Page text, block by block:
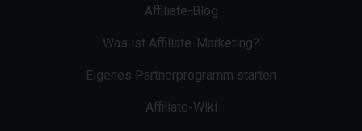
Affiliate-Blog
Was ist Affiliate-Marketing?
Eigenes Partnerprogramm starten
Affiliate-Wiki